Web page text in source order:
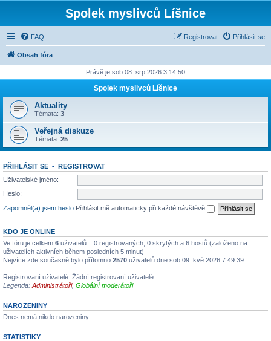
Spolek myslivců Líšnice
FAQ Přihlásit se
Registrovat
Obsah fóra
Právě je sob 08. srp 2026 3:14:50
Spolek myslivců Líšnice
Aktuality
Témata: 3
Veřejná diskuze
Témata: 25
PŘIHLÁSIT SE • REGISTROVAT
Uživatelské jméno:
Heslo:
Zapomněl(a) jsem heslo Přihlásit mě automaticky při každé návštěvě
KDO JE ONLINE
Ve fóru je celkem 6 uživatelů :: 0 registrovaných, 0 skrytých a 6 hostů (založeno na
uživatelích aktivních během posledních 5 minut)
Nejvíce zde současně bylo přítomno 2570 uživatelů dne sob 09. kvě 2026 7:49:39
Registrovaní uživatelé: Žádní registrovaní uživatelé
Legenda: Administrátoři, Globální moderátoři
NAROZENINY
Dnes nemá nikdo narozeniny
STATISTIKY